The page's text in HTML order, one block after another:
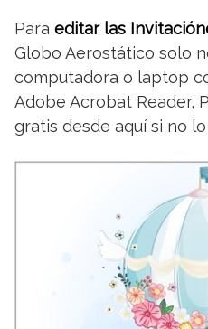
Para editar las
Globo Aerostático solo
computadora o laptop
Adobe Acrobat Reader,
gratis desde aquí si no